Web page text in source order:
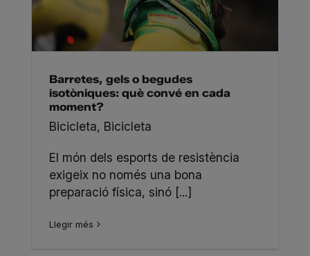
Barretes, gels o begudes
isotòniques: què convé en cada
moment?
Bicicleta, Bicicleta
El món dels esports de resistència
exigeix no només una bona
preparació física, sinó [...]
Llegir més